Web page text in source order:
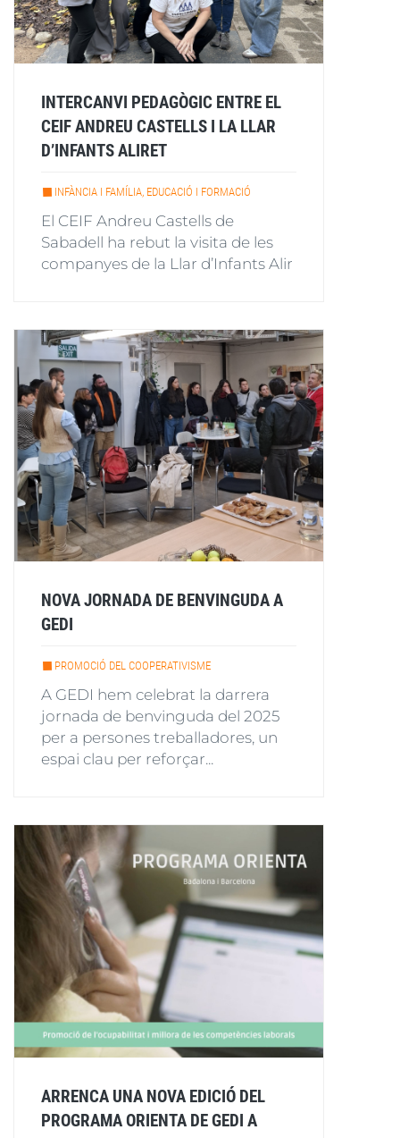
INTERCANVI PEDAGÒGIC ENTRE EL
CEIF ANDREU CASTELLS I LA LLAR
D’INFANTS ALIRET
INFÀNCIA I FAMÍLIA, EDUCACIÓ I FORMACIÓ
El CEIF Andreu Castells de
Sabadell ha rebut la visita de les
companyes de la Llar d’Infants Alir
NOVA JORNADA DE BENVINGUDA A
GEDI
PROMOCIÓ DEL COOPERATIVISME
A GEDI hem celebrat la darrera
jornada de benvinguda del 2025
per a persones treballadores, un
espai clau per reforçar...
ARRENCA UNA NOVA EDICIÓ DEL
PROGRAMA ORIENTA DE GEDI A